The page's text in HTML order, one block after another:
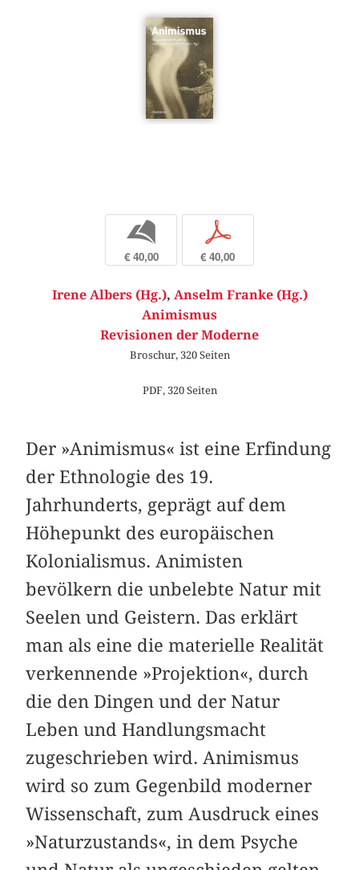
b
€ 40,00
p
€ 40,00
Irene Albers (Hg.), Anselm Franke (Hg.)
Animismus
Revisionen der Moderne
Broschur, 320 Seiten
PDF, 320 Seiten
Der »Animismus« ist eine Erfindung
der Ethnologie des 19.
Jahrhunderts, geprägt auf dem
Höhepunkt des europäischen
Kolonialismus. Animisten
bevölkern die unbelebte Natur mit
Seelen und Geistern. Das erklärt
man als eine die materielle Realität
verkennende »Projektion«, durch
die den Dingen und der Natur
Leben und Handlungsmacht
zugeschrieben wird. Animismus
wird so zum Gegenbild moderner
Wissenschaft, zum Ausdruck eines
»Naturzustands«, in dem Psyche